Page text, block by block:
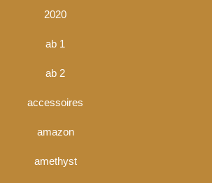
2020
ab 1
ab 2
accessoires
amazon
amethyst